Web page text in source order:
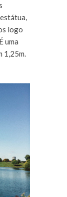
logo
uma
1,25m.